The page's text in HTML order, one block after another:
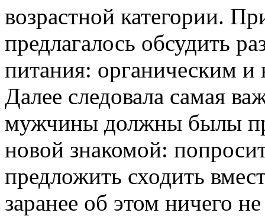
возрастной категории.
предлагалось обсудить
питания: органическим и
Далее следовала самая
мужчины должны былы
новой знакомой:
предложить сходить
заранее об этом ничего